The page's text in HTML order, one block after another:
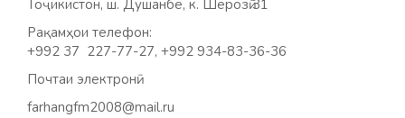
Тоҷикистон, ш. Душанбе, к. Шерозӣ 31
Рақамҳои телефон:
+992 37 227-77-27, +992 934-83-36-36
Почтаи электронӣ:
farhangfm2008@mail.ru